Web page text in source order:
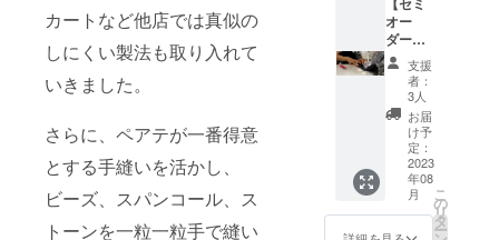
カートなど他店では真似の
しにくい製法も取り入れて
いきました。
さらに、ペアテが一番得意
とする手縫いを活かし、
ビーズ、スパンコール、ス
トーンを一粒一粒手で縫い
で、ご
希望の
日時に
添えな
い場合
もござ
いま
す。日
程が決
まり次
第お早
めのご
IREに登
録して
いる氏
名の他
に、届
けてほ
しい方
の氏名
等に変
更した
い場合
は、備
へお送
りする
予定で
す。 ※
トル
ソーの
高さは
21~25c
m程
（トル
ソー仕
入れ状
況によ
コレ後
にお届
けいた
します
ので、
2023年
11月か
ら順次
発送に
なりま
す。 ※
デザイ
ン画の
裳が製
作でき
るチ
ケット
を郵送
いたし
ます。
・お礼
のメッ
セージ
をメー
ルにて
お送り
ダーで
きるチ
ケット
をお送
りいた
しま
す。 利
用チ
ケット
は１枚
１回限
り、無
期限で
オー
ダー利
用チ
ケッ
ト】
チュ
チュ工
房ペア
テのク
ラシッ
クチュ
チュ衣
裳を
支援
者：
3人
お届
け予
定：
2023
年08
月
こ
の
リ
タ
ー